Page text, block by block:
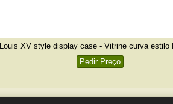
Louis XV style display case - Vitrine curva estilo
Pedir Preço